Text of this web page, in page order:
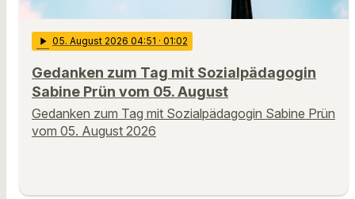
play_arrow 05. August 2026 04:51 · 01:02
Gedanken zum Tag mit Sozialpädagogin
Sabine Prün vom 05. August
Gedanken zum Tag mit Sozialpädagogin Sabine Prün
vom 05. August 2026